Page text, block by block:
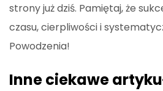
strony już dziś. Pamiętaj, że
czasu, cierpliwości i
Powodzenia!
Inne ciekawe